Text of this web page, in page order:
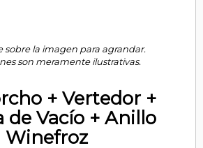
sobre la imagen para agrandar.
son meramente ilustrativas.
+ Vertedor +
de Vacío + Anillo
Winefroz